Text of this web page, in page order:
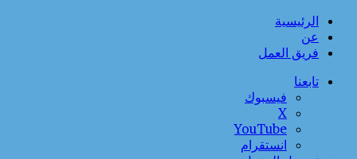
الرئيسية
عن
فريق العمل
تابعنا
فيسبوك
‫X
‫YouTube
انستقرام